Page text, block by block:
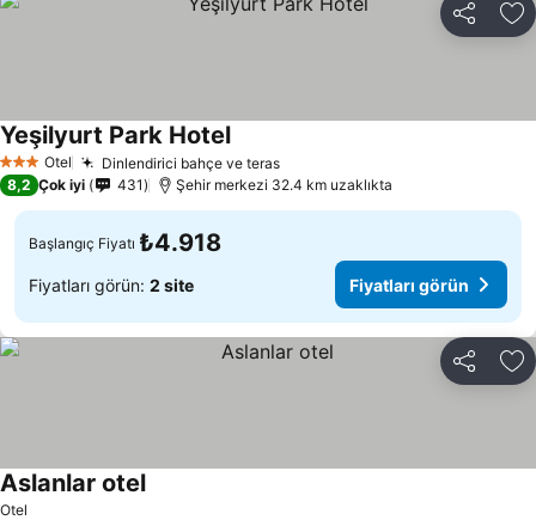
Paylaş
3 YıldızOtel Dinlendirici bahçe ve terasFiyatları görün
Yeşilyurt Park HotelFiyatları görün
8,2 Çok iyi 431 Şehir merkezi 32.4 km uzaklıkta
Başlangıç Fiyatı ₺4.918
Fiyatları görün: 2 site Fiyatları görün
Paylaş
Otel
Aslanlar otelFiyatları görün